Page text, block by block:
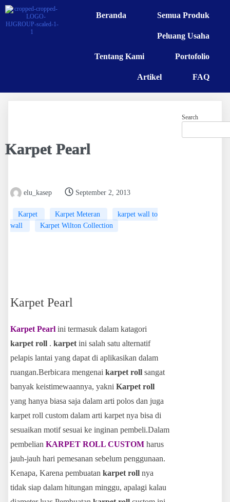
Beranda Semua Produk
Peluang Usaha
Tentang Kami Portofolio
Artikel FAQ
Karpet Pearl
elu_kasep September 2, 2013
Karpet Karpet Meteran
karpet wall to
wall
Karpet Wilton Collection
Karpet Pearl
Karpet Pearl ini termasuk dalam katagori
karpet roll . karpetini salah satu alternatif
pelapis lantai yang dapat di aplikasikan dalam
ruangan.Berbicara mengenai karpet roll sangat
banyak keistimewaannya, yakni Karpet roll
yang hanya biasa saja dalam arti polos dan juga
karpet roll custom dalam arti karpet nya bisa di
sesuaikan motif sesuai ke inginan pembeli.Dalam
pembelian KARPET ROLL CUSTOM harus
jauh-jauh hari pemesanan sebelum penggunaan.
Kenapa, Karena pembuatan karpet roll nya
tidak siap dalam hitungan minggu, apalagi kalau
Search